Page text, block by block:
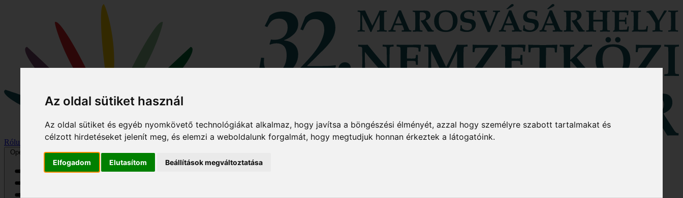
Az oldal sütiket használ
Az oldal sütiket és egyéb nyomkövető technológiákat alkalmaz, hogy javítsa a böngészési élményét, azzal hogy személyre szabott tartalmakat és
célzott hirdetéseket jelenít meg, és elemzi a weboldalunk forgalmát, hogy megtudjuk honnan érkeztek a látogatóink.
Elfogadom Elutasítom Beállítások megváltoztatása
Rólunk Hírek Program Kiemelt könyvek Galéria Podcast/videó
Open main menu